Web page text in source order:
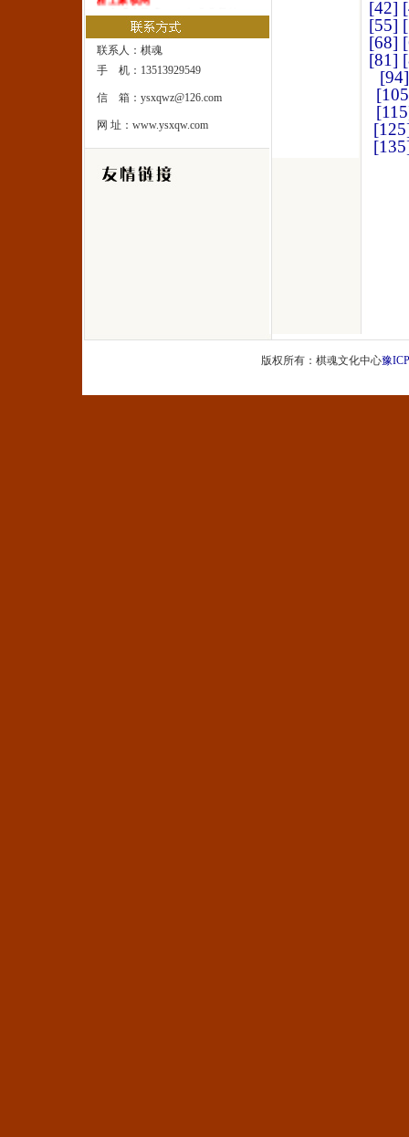
一本系统棋谱！一所速成棋校！
雅士象棋网
一处修身圣地！一座雅士乐园！
联系人：棋魂
手 机：13513929549
信 箱：ysxqwz@126.com
网 址：www.ysxqw.com
[42]
[55]
[68]
[81]
[94]
版权所有：棋魂文化中心豫